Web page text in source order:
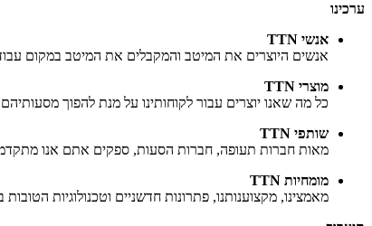
ערכינו
אנשי TTN
אנשים היוצרים את המיטב והמקבלים את המיטב במקום
מוצרי TTN
כל מה שאנו יוצרים עבור לקוחותינו על מנת להפוך מסעותיהם
שותפי TTN
מאות חברות תעופה, חברות הסעות, ספקים אתם אנו
מומחיות TTN
מאמצינו, מקצוענותנו, פתרונות חדשניים וטכנולוגיות